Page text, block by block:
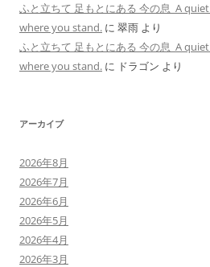
ふと立ちて 足もとにある 今の息 A
where you stand. に 翠雨 より
ふと立ちて 足もとにある 今の息 A
where you stand. に ドラゴン より
アーカイブ
2026年8月
2026年7月
2026年6月
2026年5月
2026年4月
2026年3月